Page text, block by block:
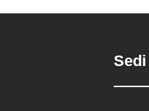
Sedi